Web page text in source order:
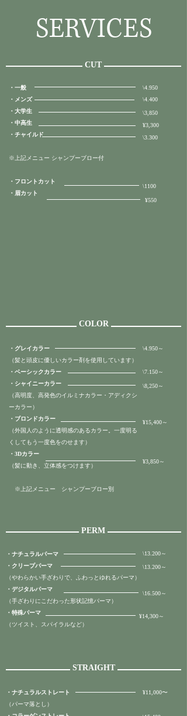
SERVICES
CUT
・一般
​・メンズ
・大学生
・中高生
・チャイルド
※上記メニュー シャンプーブロー付
・フロントカット
​・眉カット
\4.950
​\4.400
\3,850
¥3,300
​\3.300
​\1100
¥550
COLOR
・グレイカラー
（髪と頭皮に優しいカラー剤を使用しています）
・ベーシックカラー
・シャイニーカラー
（高明度、高発色のイルミナカラー・アディクシ
ーカラー）
・ブロンドカラー
（外国人のように透明感のあるカラー。一度明る
くしてもう一度色をのせます）
・3Dカラー
​（髪に動き、立体感をつけます）
​ ※上記メニュー シャンプーブロー別
\4.950～
\7.150～
\8,250～
¥15,400～
¥3,850～
PERM
・ナチュラルパーマ
・クリープパーマ
（やわらかい手ざわりで、ふわっとゆれるパーマ）
・デジタルパーマ
（手ざわりにこだわった形状記憶パーマ）
・特殊パーマ
（ツイスト、スパイラルなど）
​\13.200～
​\13.200～
​\16.500～
¥14,300～
STRAIGHT
・ナチュラルストレート
（パーマ落とし）
¥11,000〜